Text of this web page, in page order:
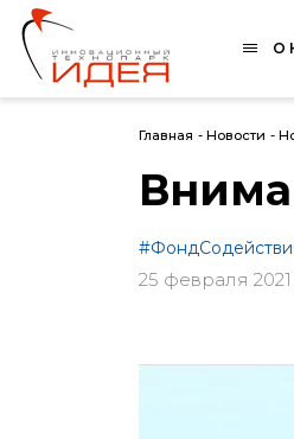
О
Главная - Новости -
25 февраля 2021